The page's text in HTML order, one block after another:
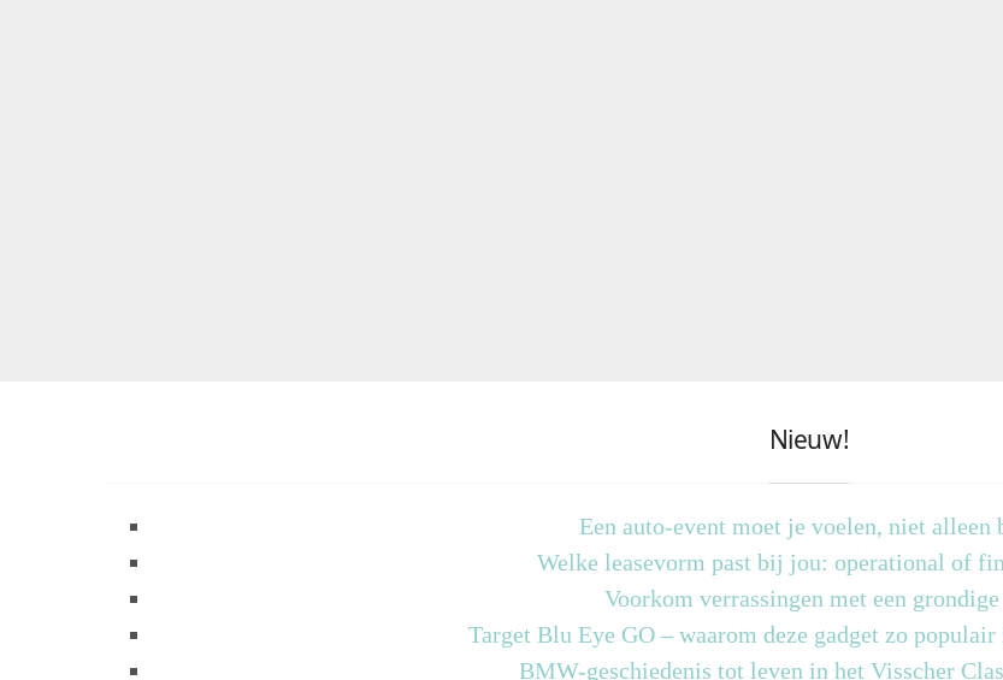
Nieuw!
Een auto-event moet je voelen, niet alleen
Welke leasevorm past bij jou: operational of
Voorkom verrassingen met een
Target Blu Eye GO – waarom deze gadget zo
BMW-geschiedenis tot leven in het Visscher